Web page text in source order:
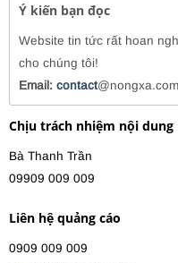
Ý kiến bạn đọc
Website tin tức rất hoan
cho chúng tôi!
Email: contact@nongxa.com
Chịu trách nhiệm nội dung
Bà Thanh Trần
09909 009 009
Liên hệ quảng cáo
0909 009 009